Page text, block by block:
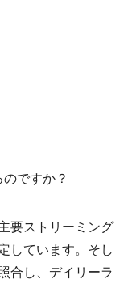
ですか？
要ストリーミング
しています。そし
合し、デイリーラ